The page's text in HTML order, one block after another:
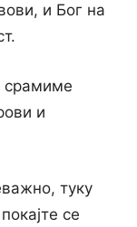
и Бог на
срамиме
и
туку
се